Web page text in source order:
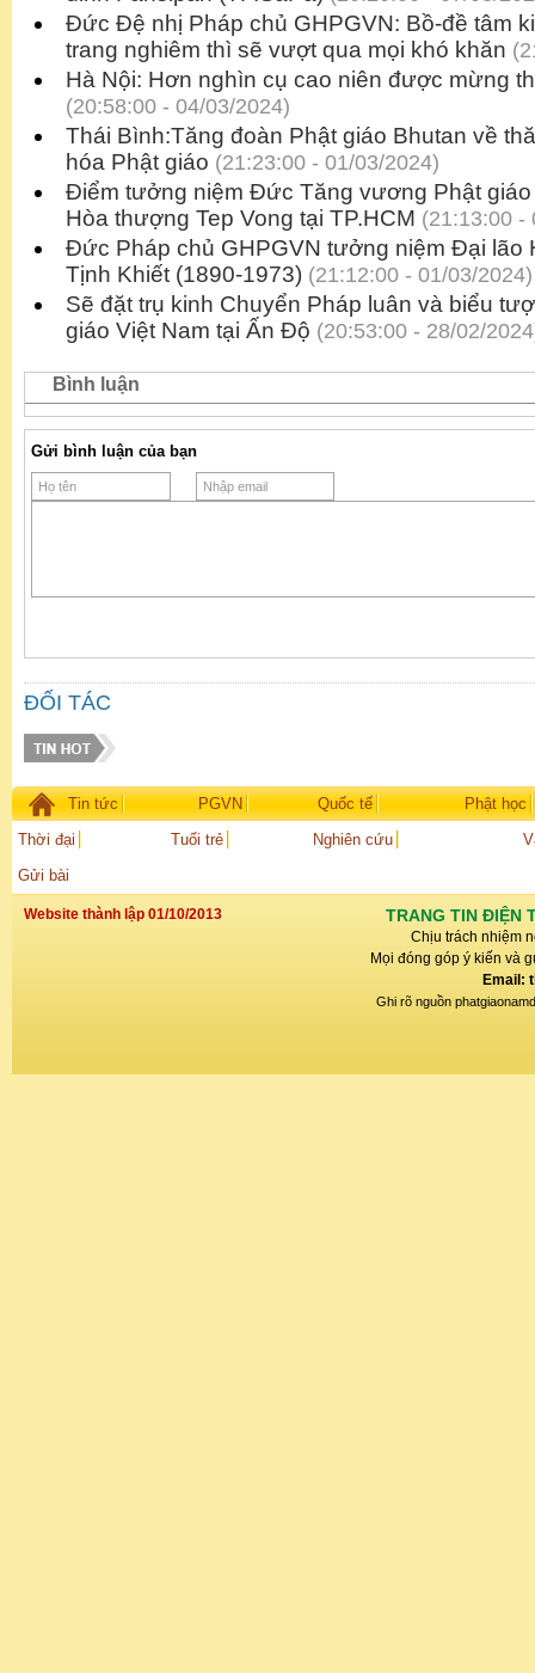
Đức Đệ nhị Pháp chủ GHPGVN: Bồ-đề tâm
trang nghiêm thì sẽ vượt qua mọi khó khăn
Hà Nội: Hơn nghìn cụ cao niên được mừng
(20:58:00 - 04/03/2024)
Thái Bình:Tăng đoàn Phật giáo Bhutan về
hóa Phật giáo (21:23:00 - 01/03/2024)
Điểm tưởng niệm Đức Tăng vương Phật
Hòa thượng Tep Vong tại TP.HCM (21:13:00 -
Đức Pháp chủ GHPGVN tưởng niệm Đại lão
Tịnh Khiết (1890-1973) (21:12:00 - 01/03/2024)
Sẽ đặt trụ kinh Chuyển Pháp luân và biểu
giáo Việt Nam tại Ấn Độ (20:53:00 - 28/02/
Bình luận
Gửi bình luận của bạn
ĐỐI TÁC
Tin tức PGVN Quốc tế
Phật học
Thời đại
Tuổi trẻ Nghiên cứu
Gửi bài
Website thành lập 01/10/2013 TRANG TIN ĐIỆN
Chịu trách nhiệm
Mọi đóng góp ý kiến và
Email:
Ghi rõ nguồn